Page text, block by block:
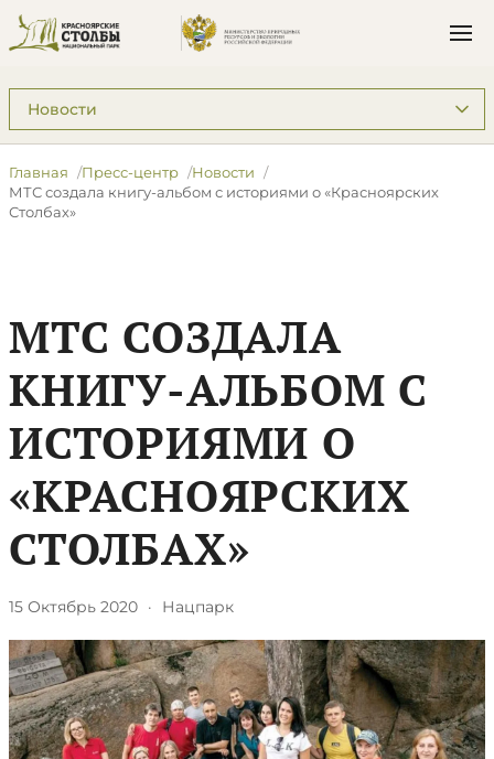
Подразделы: Пресс-центр
Главная Пресс-центр
Новости
​МТС создала книгу-альбом с историями о «Красноярских
Столбах»
​МТС СОЗДАЛА
КНИГУ-АЛЬБОМ С
ИСТОРИЯМИ О
«КРАСНОЯРСКИХ
СТОЛБАХ»
15 Октябрь 2020 · Нацпарк